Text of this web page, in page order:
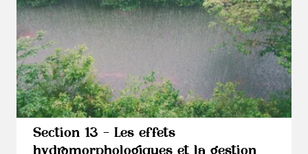
Section 13 - Les effets